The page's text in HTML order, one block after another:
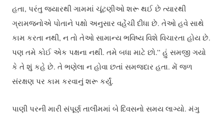
હતા, પરંતુ જ્યારથી ગામમાં ચૂંટણીઓ શરૂ થઈ છે ત્યારથી
ગ્રામજનોએ પોતાને પક્ષો અનુસાર વહેંચી દીધા છે. તેઓ હવે સાથે
કામ કરતા નથી, ન તો તેઓ સામાન્ય ભવિષ્ય વિશે વિચારતા હોય છે.
પણ તમે કોઈ એક પક્ષના નથી. તમે બધા માટે છો.” હું સમજી ગયો
કે તે શું કહે છે. તે ભણેલા ન હોવા છતાં સમજદાર હતા. મેં જળ
સંરક્ષણ પર કામ કરવાનું શરૂ કર્યું.
પાણી પરની મારી સંપૂર્ણ તાલીમમાં બે દિવસનો સમય લાગ્યો. મંગુ